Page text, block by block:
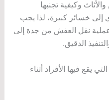
وكيفية تجنبها
إلى خسائر كبيرة، لذا يجب
عملية نقل العفش من جدة إلى
الدقيق.
يقع فيها الأفراد أثناء